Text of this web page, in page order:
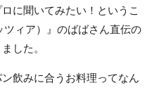
に聞いてみたい！というこ
ィア）』のばばさん直伝の
した。
飲みに合うお料理ってなん